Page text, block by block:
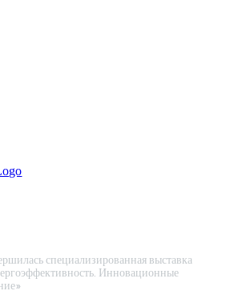
специализированная выставка
Инновационные